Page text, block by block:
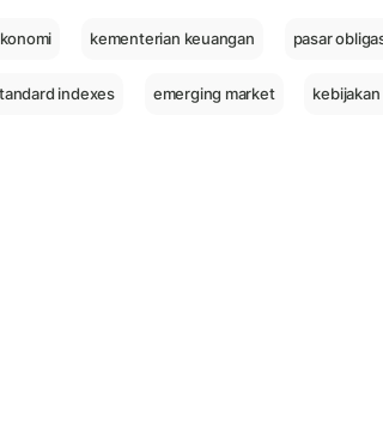
kementerian keuangan pasar
indexes emerging market